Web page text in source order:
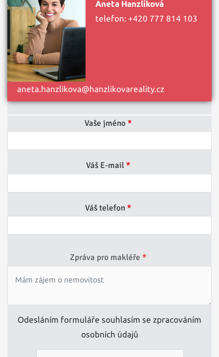
Aneta Hanzlíková
telefon: +420 777 814 103
aneta.hanzlikova@hanzlikovareality.cz
Vaše jméno *
Váš E-mail *
Váš telefon *
Zpráva pro makléře *
Odesláním formuláře souhlasím se zpracováním
osobních údajů